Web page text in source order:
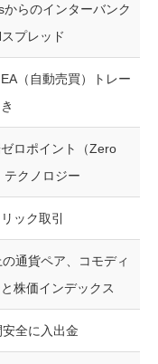
からのインターバンク
プレッド
EA（自動売買）トレー
ロポイント（Zero
テクノロジー
ック取引
通貨ペア、コモディ
株価インデックス
全に入出金